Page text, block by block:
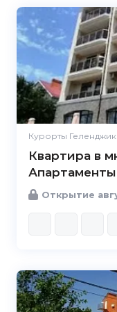
Курорты
Квартира в
Открытие